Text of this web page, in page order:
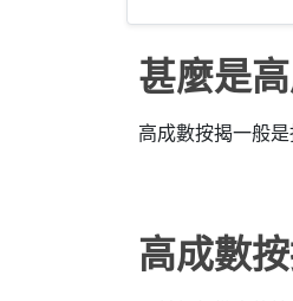
甚麼是
高成數按揭一般
高成數